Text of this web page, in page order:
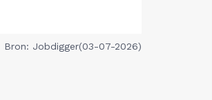
Bron: Jobdigger(03-07-2026)